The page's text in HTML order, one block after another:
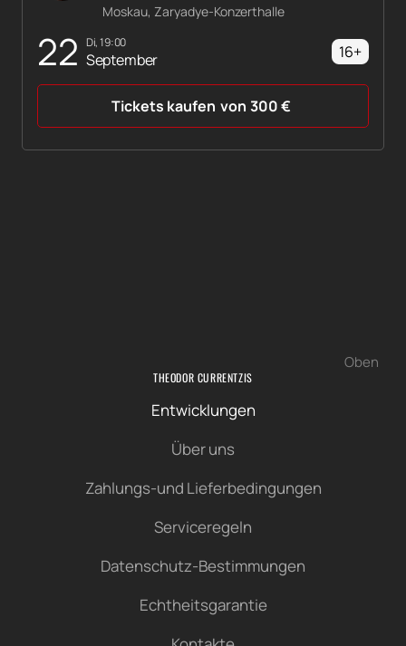
22 Di, 19:00
September
Moskau, Zaryadye-Konzerthalle
16+
Tickets kaufen von 300€
Oben
THEODOR CURRENTZIS
Entwicklungen
Über uns
Zahlungs-und Lieferbedingungen
Serviceregeln
Datenschutz-Bestimmungen
Echtheitsgarantie